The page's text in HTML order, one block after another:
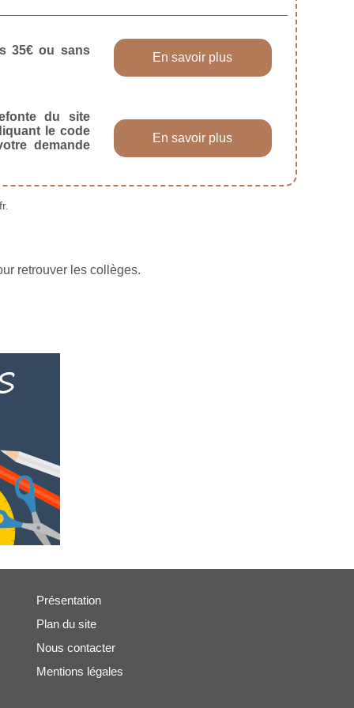
35€ ou sans
En savoir plus
du site
le code
demande
En savoir plus
retrouver les collèges.
Présentation
Plan du site
Nous contacter
Mentions légales